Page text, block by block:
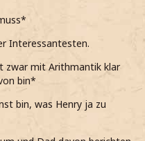
Interessantesten.
zwar mit Arithmantik klar
bin*
bin, was Henry ja zu